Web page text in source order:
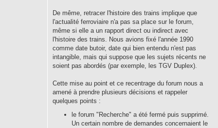
De même, retracer l'histoire des trains implique que
l'actualité ferroviaire n'a pas sa place sur le forum,
même si elle a un rapport direct ou indirect avec
l'histoire des trains. Nous avions fixé l'année 1990
comme date butoir, date qui bien entendu n'est pas
intangible, mais qui suppose que les sujets récents ne
soient pas abordés (par exemple, les TGV Duplex).
Cette mise au point et ce recentrage du forum nous a
amené à prendre plusieurs décisions et rappeler
quelques points :
le forum "Recherche" a été fermé puis supprimé.
Un certain nombre de demandes concernaient le